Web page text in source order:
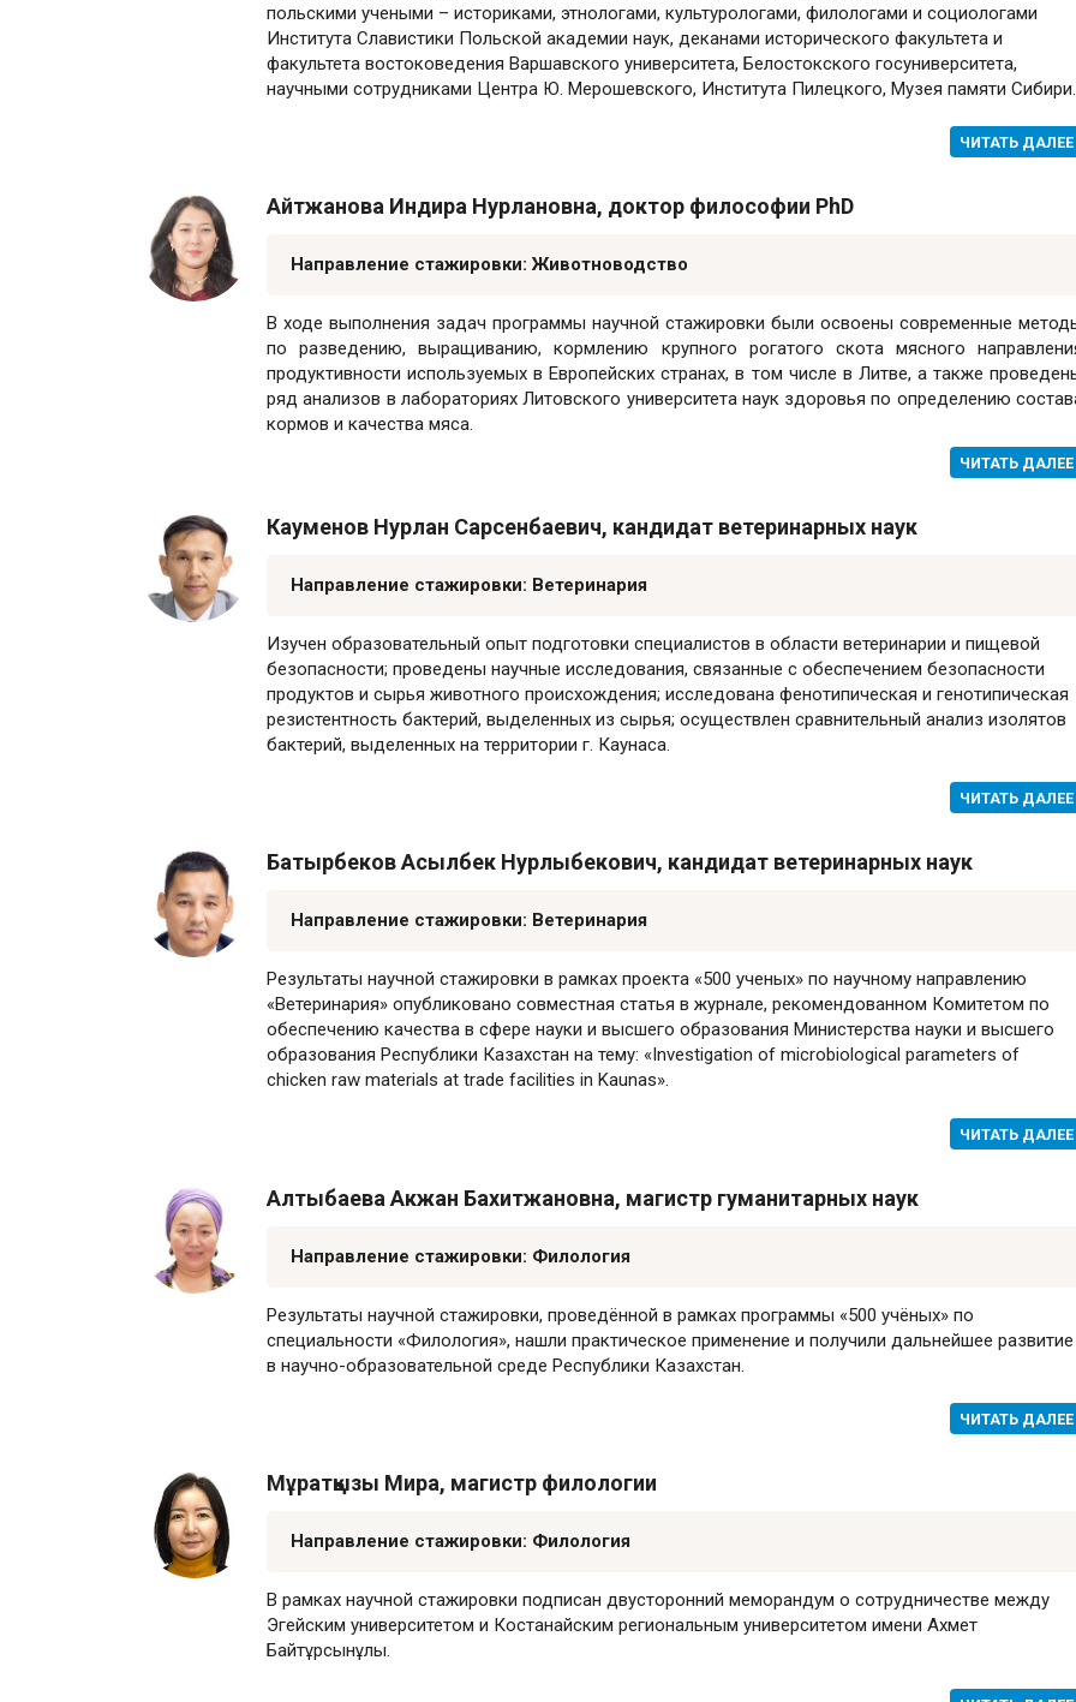
польскими учеными – историками, этнологами, культурологами, филологами и социологами
Института Славистики Польской академии наук, деканами исторического факультета и
факультета востоковедения Варшавского университета, Белостокского госуниверситета,
научными сотрудниками Центра Ю. Мерошевского, Института Пилецкого, Музея памяти Сибири.
ЧИТАТЬ ДАЛЕЕ
Айтжанова Индира Нурлановна, доктор философии PhD
Направление стажировки: Животноводство
В ходе выполнения задач программы научной стажировки были освоены современные
по разведению, выращиванию, кормлению крупного рогатого скота мясного
продуктивности используемых в Европейских странах, в том числе в Литве, а также
ряд анализов в лабораториях Литовского университета наук здоровья по определению
кормов и качества мяса.
ЧИТАТЬ ДАЛЕЕ
Кауменов Нурлан Сарсенбаевич, кандидат ветеринарных наук
Направление стажировки: Ветеринария
Изучен образовательный опыт подготовки специалистов в области ветеринарии и пищевой
безопасности; проведены научные исследования, связанные с обеспечением безопасности
продуктов и сырья животного происхождения; исследована фенотипическая и генотипическая
резистентность бактерий, выделенных из сырья; осуществлен сравнительный анализ изолятов
бактерий, выделенных на территории г. Каунаса.
ЧИТАТЬ ДАЛЕЕ
Батырбеков Асылбек Нурлыбекович, кандидат ветеринарных наук
Направление стажировки: Ветеринария
Результаты научной стажировки в рамках проекта «500 ученых» по научному направлению
«Ветеринария» опубликовано совместная статья в журнале, рекомендованном Комитетом по
обеспечению качества в сфере науки и высшего образования Министерства науки и высшего
образования Республики Казахстан на тему: «Investigation of microbiological parameters of
chicken raw materials at trade facilities in Kaunas».
ЧИТАТЬ ДАЛЕЕ
Алтыбаева Акжан Бахитжановна, магистр гуманитарных наук
Направление стажировки: Филология
Результаты научной стажировки, проведённой в рамках программы «500 учёных» по
специальности «Филология», нашли практическое применение и получили дальнейшее развитие
в научно-образовательной среде Республики Казахстан.
ЧИТАТЬ ДАЛЕЕ
Мұратқызы Мира, магистр филологии
Направление стажировки: Филология
В рамках научной стажировки подписан двусторонний меморандум о сотрудничестве между
Эгейским университетом и Костанайским региональным университетом имени Ахмет
Байтұрсынұлы.